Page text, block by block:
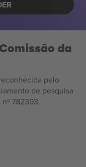
da
pelo
de pesquisa
782393.